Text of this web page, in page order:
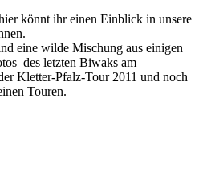
könnt ihr einen Einblick in unsere
eine wilde Mischung aus einigen
des letzten Biwaks am
Kletter-Pfalz-Tour 2011 und noch
Touren.